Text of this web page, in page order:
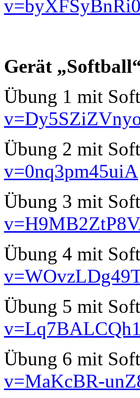
v=byXFSyBnRi0
Gerät
Übung 1 mit
Übung 2 mit
v=0nq3pm45uiA
Übung 3 mit
Übung 4 mit
Übung 5 mit
Übung 6 mit
v=MaKcBR-